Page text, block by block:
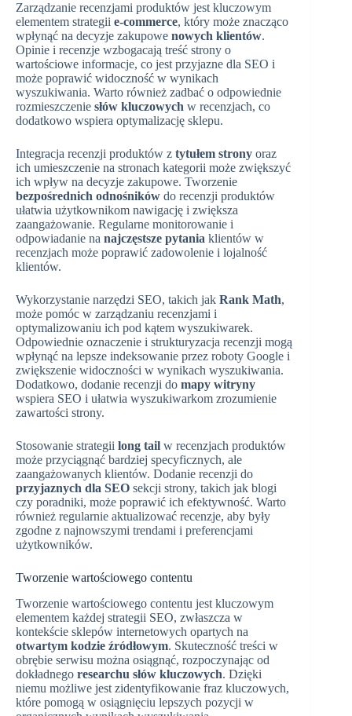
Zarządzanie recenzjami produktów jest kluczowym
elementem strategii e-commerce, który może znacząco
wpłynąć na decyzje zakupowe nowych klientów.
Opinie i recenzje wzbogacają treść strony o
wartościowe informacje, co jest przyjazne dla SEO i
może poprawić widoczność w wynikach
wyszukiwania. Warto również zadbać o odpowiednie
rozmieszczenie słów kluczowych w recenzjach, co
dodatkowo wspiera optymalizację sklepu.
Integracja recenzji produktów z tytułem strony oraz
ich umieszczenie na stronach kategorii może zwiększyć
ich wpływ na decyzje zakupowe. Tworzenie
bezpośrednich odnośników do recenzji produktów
ułatwia użytkownikom nawigację i zwiększa
zaangażowanie. Regularne monitorowanie i
odpowiadanie na najczęstsze pytania klientów w
recenzjach może poprawić zadowolenie i lojalność
klientów.
Wykorzystanie narzędzi SEO, takich jak Rank Math,
może pomóc w zarządzaniu recenzjami i
optymalizowaniu ich pod kątem wyszukiwarek.
Odpowiednie oznaczenie i strukturyzacja recenzji mogą
wpłynąć na lepsze indeksowanie przez roboty Google i
zwiększenie widoczności w wynikach wyszukiwania.
Dodatkowo, dodanie recenzji do mapy witryny
wspiera SEO i ułatwia wyszukiwarkom zrozumienie
zawartości strony.
Stosowanie strategii long tail w recenzjach produktów
może przyciągnąć bardziej specyficznych, ale
zaangażowanych klientów. Dodanie recenzji do
przyjaznych dla SEO sekcji strony, takich jak blogi
czy poradniki, może poprawić ich efektywność. Warto
również regularnie aktualizować recenzje, aby były
zgodne z najnowszymi trendami i preferencjami
użytkowników.
Tworzenie wartościowego contentu
Tworzenie wartościowego contentu jest kluczowym
elementem każdej strategii SEO, zwłaszcza w
kontekście sklepów internetowych opartych na
otwartym kodzie źródłowym. Skuteczność treści w
obrębie serwisu można osiągnąć, rozpoczynając od
dokładnego researchu słów kluczowych. Dzięki
niemu możliwe jest zidentyfikowanie fraz kluczowych,
które pomogą w osiągnięciu lepszych pozycji w